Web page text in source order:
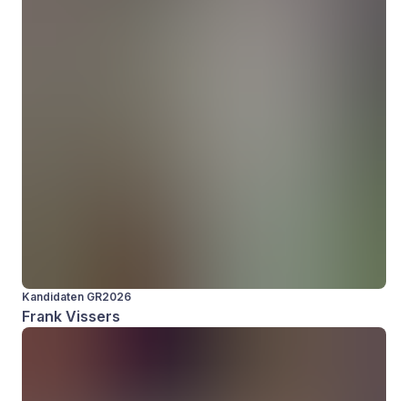
Kandidaten GR2026
Frank Vissers